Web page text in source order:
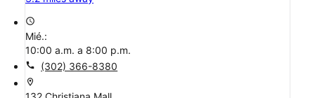
access_time
Mié.:
10:00 a.m. a 8:00 p.m.
call (302) 366-8380
location_on